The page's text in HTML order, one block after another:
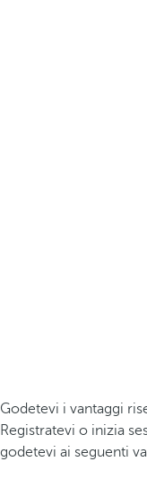
Godetevi i vantaggi
Registratevi o inizia
godetevi ai seguenti